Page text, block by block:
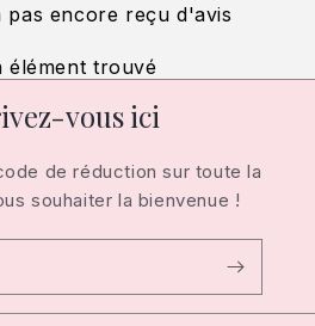
pas encore reçu d'avis
élément trouvé
vous ici
de réduction sur toute la
souhaiter la bienvenue !